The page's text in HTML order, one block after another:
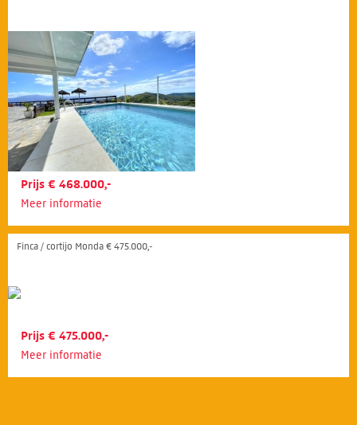
Prijs € 468.000,-
Meer informatie
Finca / cortijo Monda € 475.000,-
Prijs € 475.000,-
Meer informatie